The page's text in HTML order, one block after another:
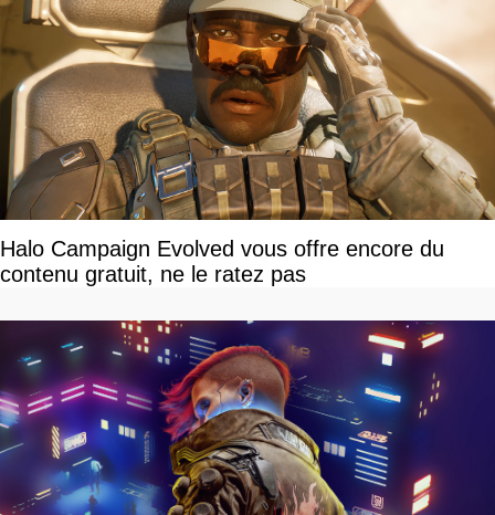
Halo Campaign Evolved vous offre encore du
contenu gratuit, ne le ratez pas